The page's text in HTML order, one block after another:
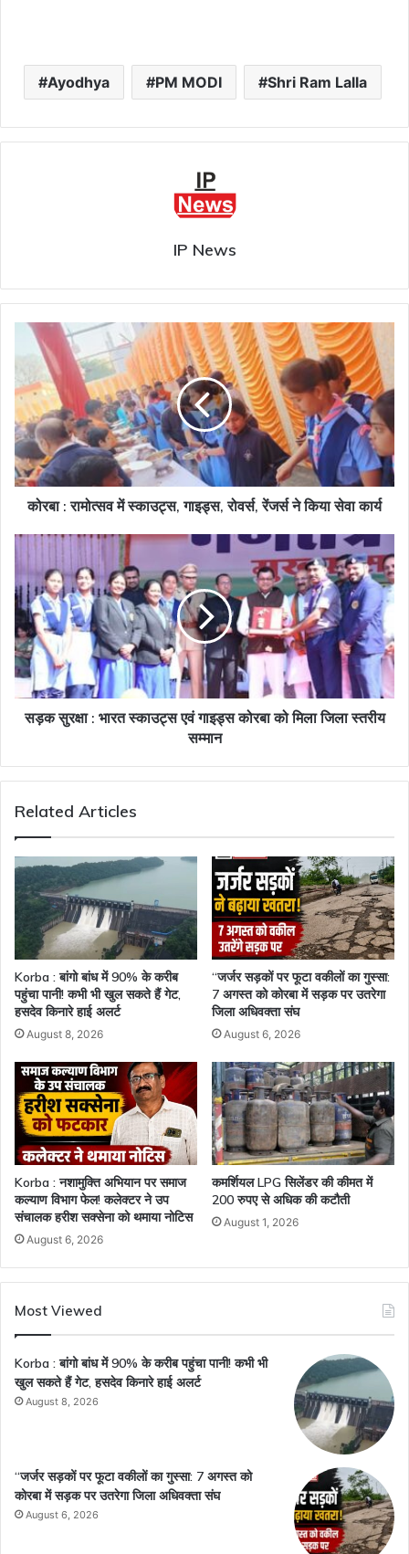
Ayodhya PM MODI Shri Ram Lalla
IP News
कोरबा
रामोत्सव
में
स्काउट्स,
गाइड्स,
रोवर्स,
रेंजर्स
ने
किया
कार्य
कोरबा : रामोत्सव में स्काउट्स, गाइड्स, रोवर्स, रेंजर्स ने किया सेवा कार्य
सड़क
भारत
स्काउट्स
एवं
गाइड्स
कोरबा
को
मिला
सड़क सुरक्षा : भारत स्काउट्स एवं गाइड्स कोरबा को मिला जिला स्तरीय
सम्मान
Related Articles
Korba : बांगो बांध में 90% के करीब
पहुंचा पानी! कभी भी खुल सकते हैं गेट,
हसदेव किनारे हाई अलर्ट
August 8, 2026
“जर्जर सड़कों पर फूटा वकीलों का गुस्सा:
7 अगस्त को कोरबा में सड़क पर उतरेगा
जिला अधिवक्ता संघ
August 6, 2026
Korba : नशामुक्ति अभियान पर समाज
कल्याण विभाग फेल! कलेक्टर ने उप
संचालक हरीश सक्सेना को थमाया नोटिस
August 6, 2026
कमर्शियल LPG सिलेंडर की कीमत में
200 रुपए से अधिक की कटौती
August 1, 2026
Most Viewed
Korba : बांगो बांध में 90% के करीब पहुंचा पानी! कभी भी
खुल सकते हैं गेट, हसदेव किनारे हाई अलर्ट
August 8, 2026
“जर्जर सड़कों पर फूटा वकीलों का गुस्सा: 7 अगस्त को
कोरबा में सड़क पर उतरेगा जिला अधिवक्ता संघ
August 6, 2026